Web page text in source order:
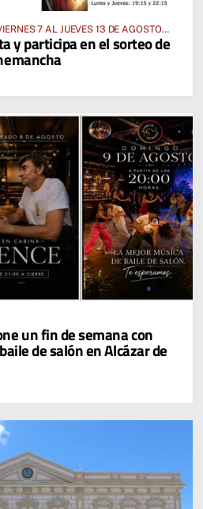
7 AL JUEVES 13 DE AGOSTO
y participa en el sorteo de
un fin de semana con
de salón en Alcázar de